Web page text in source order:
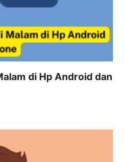
di Hp Android dan